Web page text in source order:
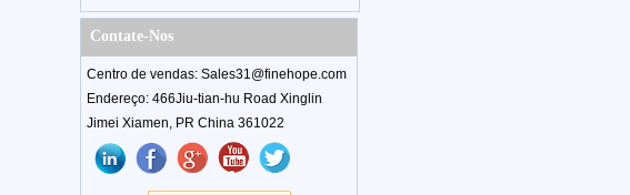
Contate-Nos
Centro de vendas: Sales31@finehope.com
Endereço: 466Jiu-tian-hu Road Xinglin
Jimei Xiamen, PR China 361022